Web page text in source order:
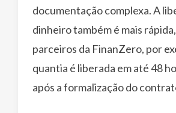
documentação complexa. A
dinheiro também é mais
parceiros da FinanZero, por
quantia é liberada em até 48
após a formalização do